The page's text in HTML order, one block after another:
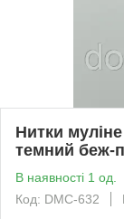
Нитки
темний беж-
В наявності 1 од.
Код: DMC-632